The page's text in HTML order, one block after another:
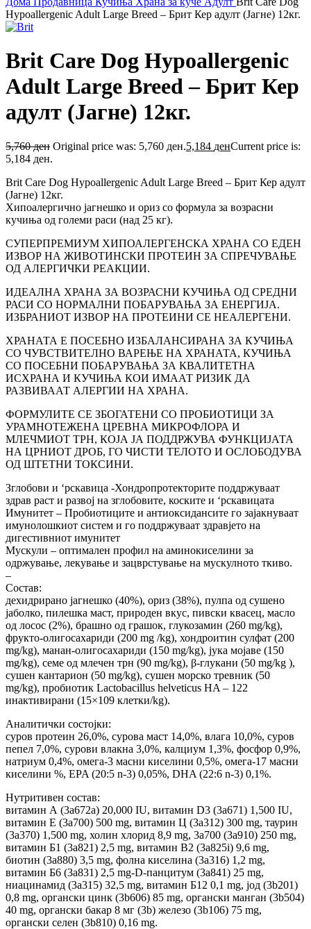
Hypoallergenic Adult Large Breed – Брит Кер адулт (Јагне) 12кг.
Brit Care Dog Hypoallergenic
Adult Large Breed – Брит Кер
адулт (Јагне) 12кг.
5,760ден Original price was: 5,760 ден.5,184 денCurrent price is:
5,184 ден.
Brit Care Dog Hypoallergenic Adult Large Breed – Брит Кер адулт
(Јагне) 12кг.
Хипоалергично јагнешко и ориз со формула за возрасни
кучиња од големи раси (над 25 кг).
СУПЕРПРЕМИУМ ХИПОАЛЕРГЕНСКА ХРАНА СО ЕДЕН
ИЗВОР НА ЖИВОТИНСКИ ПРОТЕИН ЗА СПРЕЧУВАЊЕ
ОД АЛЕРГИЧКИ РЕАКЦИИ.
ИДЕАЛНА ХРАНА ЗА ВОЗРАСНИ КУЧИЊА ОД СРЕДНИ
РАСИ СО НОРМАЛНИ ПОБАРУВАЊА ЗА ЕНЕРГИЈА.
ИЗБРАНИОТ ИЗВОР НА ПРОТЕИНИ СЕ НЕАЛЕРГЕНИ.
ХРАНАТА Е ПОСЕБНО ИЗБАЛАНСИРАНА ЗА КУЧИЊА
СО ЧУВСТВИТЕЛНО ВАРЕЊЕ НА ХРАНАТА, КУЧИЊА
СО ПОСЕБНИ ПОБАРУВАЊА ЗА КВАЛИТЕТНА
ИСХРАНА И КУЧИЊА КОИ ИМААТ РИЗИК ДА
РАЗВИВААТ АЛЕРГИИ НА ХРАНА.
ФОРМУЛИТЕ СЕ ЗБОГАТЕНИ СО ПРОБИОТИЦИ ЗА
УРАМНОТЕЖЕНА ЦРЕВНА МИКРОФЛОРА И
МЛЕЧМИОТ ТРН, КОЈА ЈА ПОДДРЖУВА ФУНКЦИЈАТА
НА ЦРНИОТ ДРОБ, ГО ЧИСТИ ТЕЛОТО И ОСЛОБОДУВА
ОД ШТЕТНИ ТОКСИНИ.
Зглобови и ‘рскавица -Хондропротекторите поддржуваат
здрав раст и развој на зглобовите, коските и ‘рскавицата
Имунитет – Пробиотиците и антиоксидансите го зајакнуваат
имунолошкиот систем и го поддржуваат здравјето на
дигестивниот имунитет
Мускули – оптимален профил на аминокиселини за
одржување, лекување и зацврстување на мускулното ткиво.
–
Состав:
дехидрирано јагнешко (40%), ориз (38%), пулпа од сушено
јаболко, пилешка маст, природен вкус, пивски квасец, масло
од лосос (2%), брашно од грашок, глукозамин (260 mg/kg),
фрукто-олигосахариди (200 mg /kg), хондроитин сулфат (200
mg/kg), манан-олигосахариди (150 mg/kg), јука мојаве (150
mg/kg), семе од млечен трн (90 mg/kg), β-глукани (50 mg/kg ),
сушен кантарион (50 mg/kg), сушен морско тревник (50
mg/kg), пробиотик Lactobacillus helveticus HA – 122
инактивирани (15×109 клетки/kg).
Аналитички состојки:
суров протеин 26,0%, сурова маст 14,0%, влага 10,0%, суров
пепел 7,0%, сурови влакна 3,0%, калциум 1,3%, фосфор 0,9%,
натриум 0,4%, омега-3 масни киселини 0,5%, омега-17 масни
киселини %, EPA (20:5 n-3) 0,05%, DHA (22:6 n-3) 0,1%.
Нутритивен состав:
витамин А (3a672a) 20,000 IU, витамин D3 (3a671) 1,500 IU,
витамин Е (3a700) 500 mg, витамин Ц (3a312) 300 mg, таурин
(3a370) 1,500 mg, холин хлорид 8,9 mg, 3a700 (3a910) 250 mg,
витамин Б1 (3a821) 2,5 mg, витамин B2 (3a825i) 9,6 mg,
биотин (3a880) 3,5 mg, фолна киселина (3a316) 1,2 mg,
витамин Б6 (3a831) 2,5 mg-D-панцитум (3a841) 25 mg,
ниацинамид (3a315) 32,5 mg, витамин Б12 0,1 mg, јод (3b201)
0,8 mg, органски цинк (3b606) 85 mg, органски манган (3b504)
40 mg, органски бакар 8 мг (3b) железо (3b106) 75 mg,
органски селен (3b810) 0,16 mg.